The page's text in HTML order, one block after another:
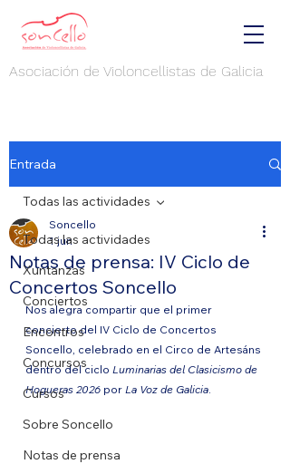
Asociación de Violoncellistas de Galicia
Entrada
Todas las actividades
Xuntanzas
Conciertos
Encontros
Concursos
Cursos
Sobre Soncello
Notas de prensa
Todas las actividades
Notas de prensa: IV Ciclo de
Concertos Soncello
Soncello
1 jun
Nos alegra compartir que el primer
concierto del IV Ciclo de Concertos
Soncello, celebrado en el Circo de Artesáns
dentro del ciclo Luminarias del Clasicismo de
Hogueras 2026 por La Voz de Galicia.